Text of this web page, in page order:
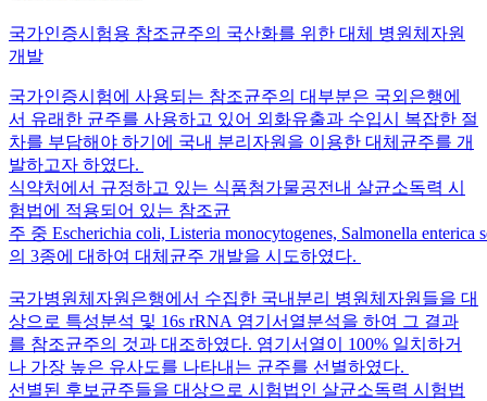
국가인증시험용 참조균주의 국산화를 위한 대체 병원체자원
개발
국가인증시험에 사용되는 참조균주의 대부분은 국외은행에
서 유래한 균주를 사용하고 있어 외화유출과 수입시 복잡한 절
차를 부담해야 하기에 국내 분리자원을 이용한 대체균주를 개
발하고자 하였다.
식약처에서 규정하고 있는 식품첨가물공전내 살균소독력 시
험법에 적용되어 있는 참조균
주 중 Escherichia coli, Listeria monocytogenes, Salmonella enterica
의 3종에 대하여 대체균주 개발을 시도하였다.
국가병원체자원은행에서 수집한 국내분리 병원체자원들을 대
상으로 특성분석 및 16s rRNA 염기서열분석을 하여 그 결과
를 참조균주의 것과 대조하였다. 염기서열이 100% 일치하거
나 가장 높은 유사도를 나타내는 균주를 선별하였다.
선별된 후보균주들을 대상으로 시험법인 살균소독력 시험법